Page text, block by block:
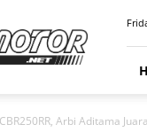
Arbi Aditama